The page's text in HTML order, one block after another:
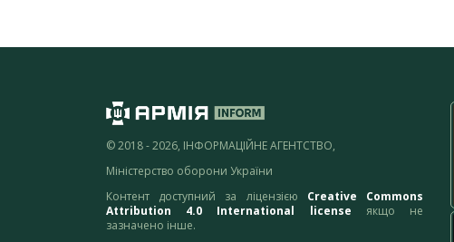
© 2018 - 2026, ІНФОРМАЦІЙНЕ АГЕНТСТВО,
Міністерство оборони України
Контент доступний за ліцензією Creative Commons
Attribution 4.0 International license якщо не
зазначено інше.